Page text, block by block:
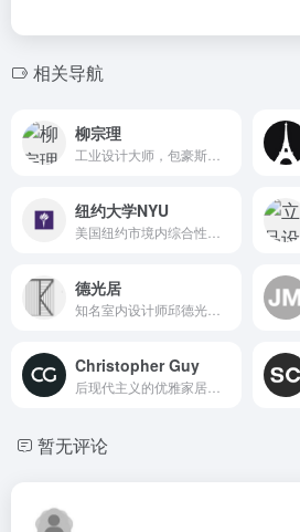
相关导航
柳宗理
纽约大学NYU
德光居
Christopher Guy
暂无评论